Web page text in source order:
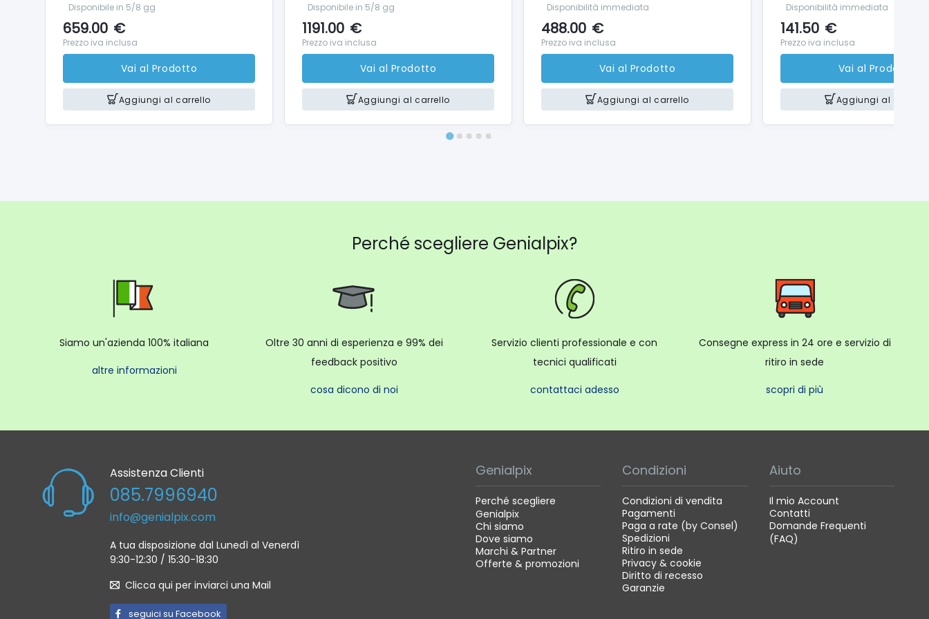
(Android). Sfrutta la connettività Ethernet e il supporto Wi-Fi dual band.
Ottieni una protezione avanzata con la sicurezza Wi-Fi WPA3, il supporto per la crittografia TLS1.3, che garantisce uno
scambio sicuro dei dati, e gli aggiornamenti automatici del firmware per difenderti dalle minacce più recenti.
Disponibile in 5/8 gg
659.00 €
Prezzo iva inclusa
Vai al Prodotto
Aggiungi al carrello
Disponibile in 5/8 gg
1191.00 €
Prezzo iva inclusa
Vai al Prodotto
Aggiungi al carrello
Disponibilità immediata
488.00 €
Prezzo iva inclusa
Vai al Prodotto
Aggiungi al carrello
Disponibilità immediata
141.50 €
Prezzo iva inclusa
Vai al Prodotto
Aggiungi al carrello
Perché scegliere Genialpix?
Siamo un'azienda 100% italiana
altre informazioni
Oltre 30 anni di esperienza e 99% dei
feedback positivo
cosa dicono di noi
Servizio clienti professionale e con
tecnici qualificati
contattaci adesso
Consegne express in 24 ore e servizio di
ritiro in sede
scopri di più
Assistenza Clienti
085.7996940
info@genialpix.com
A tua disposizione dal Lunedì al Venerdì
9:30-12:30 / 15:30-18:30
Clicca qui per inviarci una Mail
seguici su Facebook
Genialpix
Perché scegliere
Genialpix
Chi siamo
Dove siamo
Marchi & Partner
Offerte & promozioni
Condizioni
Condizioni di vendita
Pagamenti
Paga a rate (by Consel)
Spedizioni
Ritiro in sede
Privacy & cookie
Diritto di recesso
Garanzie
Aiuto
Il mio Account
Contatti
Domande Frequenti
(FAQ)